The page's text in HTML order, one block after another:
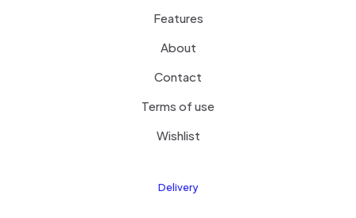
Features
About
Contact
Terms of use
Wishlist
Delivery